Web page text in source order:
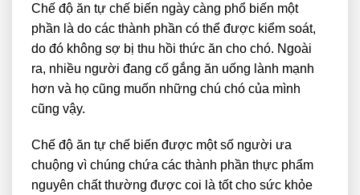
Chế độ ăn tự chế biến ngày càng phổ biến một
phần là do các thành phần có thể được kiểm soát,
do đó không sợ bị thu hồi thức ăn cho chó. Ngoài
ra, nhiều người đang cố gắng ăn uống lành mạnh
hơn và họ cũng muốn những chú chó của mình
cũng vậy.
Chế độ ăn tự chế biến được một số người ưa
chuộng vì chúng chứa các thành phần thực phẩm
nguyên chất thường được coi là tốt cho sức khỏe